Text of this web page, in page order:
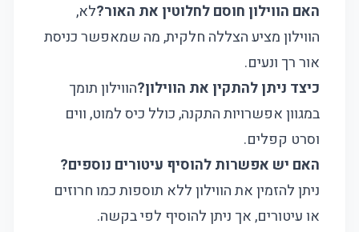
האם הווילון חוסם לחלוטין את האור?לא,
הווילון מציע הצללה חלקית, מה שמאפשר כניסת
אור רך ונעים.
כיצד ניתן להתקין את הווילון?הווילון תומך
במגוון אפשרויות התקנה, כולל כיס למוט, ווים
וסרט קפלים.
האם יש אפשרות להוסיף עיטורים נוספים?
ניתן להזמין את הווילון ללא תוספות כמו חרוזים
או עיטורים, אך ניתן להוסיף לפי בקשה.